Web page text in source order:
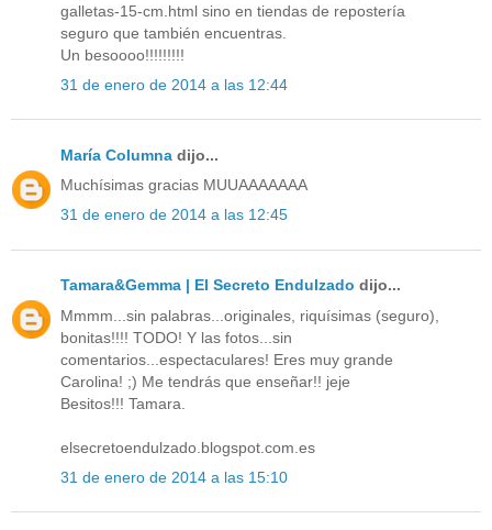
galletas-15-cm.html sino en tiendas de repostería
seguro que también encuentras.
Un besoooo!!!!!!!!!
31 de enero de 2014 a las 12:44
María Columna dijo...
Muchísimas gracias MUUAAAAAAA
31 de enero de 2014 a las 12:45
Tamara&Gemma | El Secreto Endulzado dijo...
Mmmm...sin palabras...originales, riquísimas (seguro),
bonitas!!!! TODO! Y las fotos...sin
comentarios...espectaculares! Eres muy grande
Carolina! ;) Me tendrás que enseñar!! jeje
Besitos!!! Tamara.
elsecretoendulzado.blogspot.com.es
31 de enero de 2014 a las 15:10